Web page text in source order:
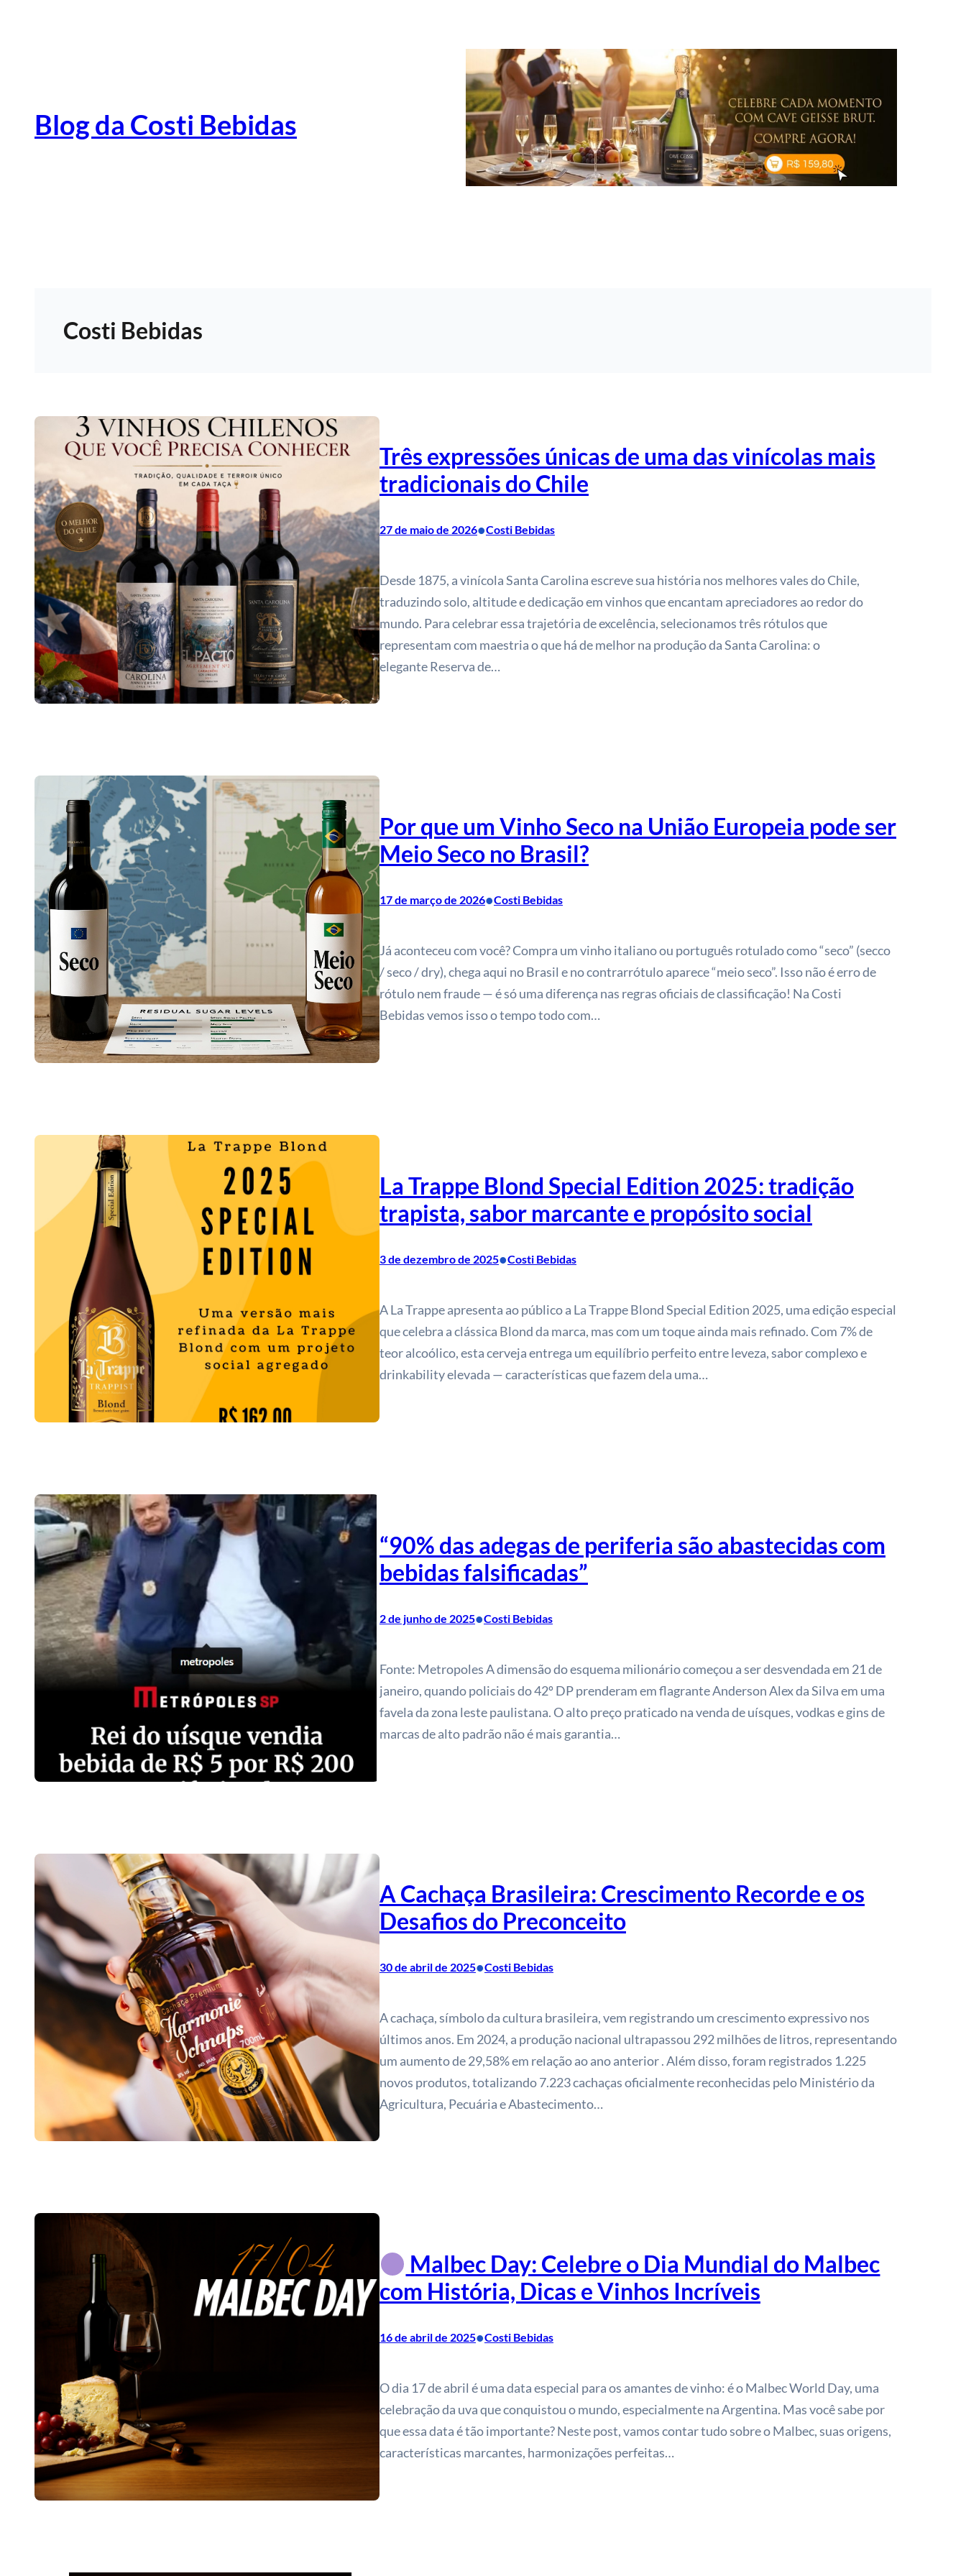
Blog da Costi Bebidas
Costi Bebidas
Três expressões únicas de uma das vinícolas mais
tradicionais do Chile
27 de maio de 2026•Costi Bebidas
Desde 1875, a vinícola Santa Carolina escreve sua história nos melhores vales do Chile,
traduzindo solo, altitude e dedicação em vinhos que encantam apreciadores ao redor do
mundo. Para celebrar essa trajetória de excelência, selecionamos três rótulos que
representam com maestria o que há de melhor na produção da Santa Carolina: o
elegante Reserva de…
Por que um Vinho Seco na União Europeia pode ser
Meio Seco no Brasil?
17 de março de 2026•Costi Bebidas
Já aconteceu com você? Compra um vinho italiano ou português rotulado como “seco” (secco
/ seco / dry), chega aqui no Brasil e no contrarrótulo aparece “meio seco”. Isso não é erro de
rótulo nem fraude — é só uma diferença nas regras oficiais de classificação! Na Costi
Bebidas vemos isso o tempo todo com…
La Trappe Blond Special Edition 2025: tradição
trapista, sabor marcante e propósito social
3 de dezembro de 2025•Costi Bebidas
A La Trappe apresenta ao público a La Trappe Blond Special Edition 2025, uma edição especial
que celebra a clássica Blond da marca, mas com um toque ainda mais refinado. Com 7% de
teor alcoólico, esta cerveja entrega um equilíbrio perfeito entre leveza, sabor complexo e
drinkability elevada — características que fazem dela uma…
“90% das adegas de periferia são abastecidas com
bebidas falsificadas”
2 de junho de 2025•Costi Bebidas
Fonte: Metropoles A dimensão do esquema milionário começou a ser desvendada em 21 de
janeiro, quando policiais do 42º DP prenderam em flagrante Anderson Alex da Silva em uma
favela da zona leste paulistana. O alto preço praticado na venda de uísques, vodkas e gins de
marcas de alto padrão não é mais garantia…
A Cachaça Brasileira: Crescimento Recorde e os
Desafios do Preconceito
30 de abril de 2025•Costi Bebidas
A cachaça, símbolo da cultura brasileira, vem registrando um crescimento expressivo nos
últimos anos. Em 2024, a produção nacional ultrapassou 292 milhões de litros, representando
um aumento de 29,58% em relação ao ano anterior . Além disso, foram registrados 1.225
novos produtos, totalizando 7.223 cachaças oficialmente reconhecidas pelo Ministério da
Agricultura, Pecuária e Abastecimento…
Malbec Day: Celebre o Dia Mundial do Malbec
com História, Dicas e Vinhos Incríveis
16 de abril de 2025•Costi Bebidas
O dia 17 de abril é uma data especial para os amantes de vinho: é o Malbec World Day, uma
celebração da uva que conquistou o mundo, especialmente na Argentina. Mas você sabe por
que essa data é tão importante? Neste post, vamos contar tudo sobre o Malbec, suas origens,
características marcantes, harmonizações perfeitas…